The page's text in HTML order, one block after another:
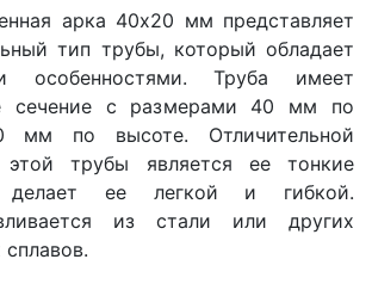
арка 40х20 мм представляет
тип трубы, который обладает
особенностями. Труба имеет
сечение с размерами 40 мм по
по высоте. Отличительной
этой трубы является ее тонкие
делает ее легкой и гибкой.
из стали или других